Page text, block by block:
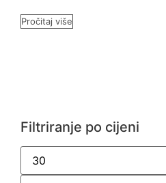
Filtriranje po cijeni
Pročitaj više